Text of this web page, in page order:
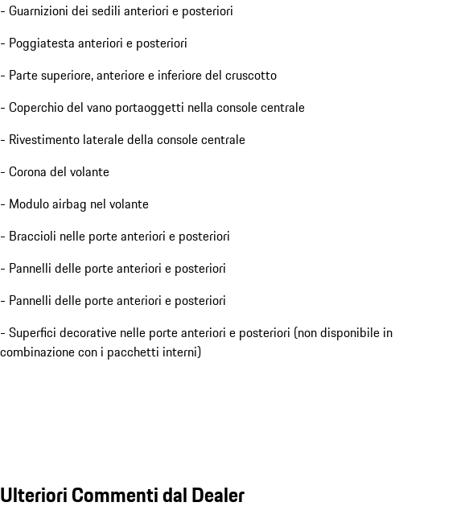
- Guarnizioni dei sedili anteriori e posteriori
- Poggiatesta anteriori e posteriori
- Parte superiore, anteriore e inferiore del cruscotto
- Coperchio del vano portaoggetti nella console centrale
- Rivestimento laterale della console centrale
- Corona del volante
- Modulo airbag nel volante
- Braccioli nelle porte anteriori e posteriori
- Pannelli delle porte anteriori e posteriori
- Pannelli delle porte anteriori e posteriori
- Superfici decorative nelle porte anteriori e posteriori (non disponibile in
combinazione con i pacchetti interni)
Ulteriori Commenti dal Dealer